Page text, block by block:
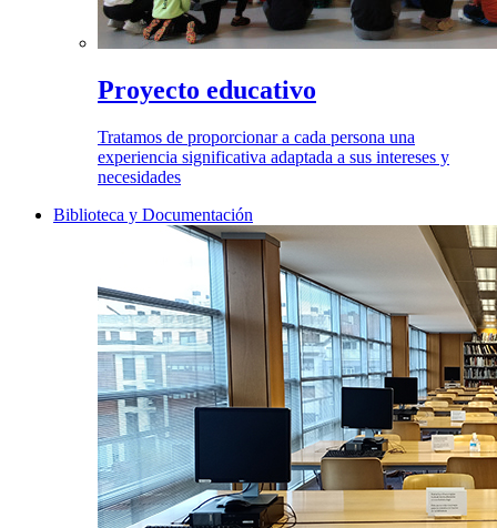
Proyecto educativo
Tratamos de proporcionar a cada persona una
experiencia significativa adaptada a sus intereses y
necesidades
Biblioteca y Documentación